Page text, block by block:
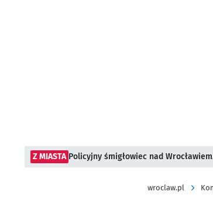
Z MIASTA Policyjny śmigłowiec nad
wroclaw.pl